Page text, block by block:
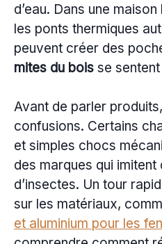
d’eau. Dans une
les ponts thermiques
peuvent créer des
mites du bois se
Avant de parler
confusions. Certains
et simples chocs
des marques qui imitent
d’insectes. Un tour
sur les matériaux,
et aluminium pour les